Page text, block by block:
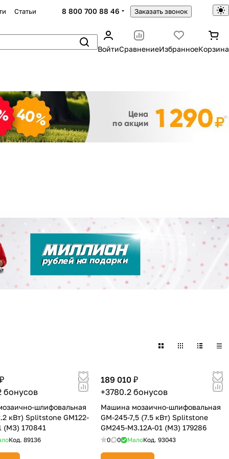
Статьи 8 800 700 88 46 Заказать звонок
ВойтиСравнениеИзбранноеКорзина
бонусов
шлифовальная
кВт) Splitstone GM122-
(МЗ) 170841
Код. 89136
189 010 ₽
+3780.2 бонусов
Машина мозаично-шлифовальная
GM-245-7,5 (7.5 кВт) Splitstone
GM245-M3.12A-01 (МЗ) 179286
0 0 МалоКод. 93043
Закрыть